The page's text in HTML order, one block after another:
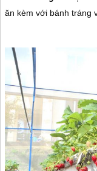
ăn kèm với bánh tráng